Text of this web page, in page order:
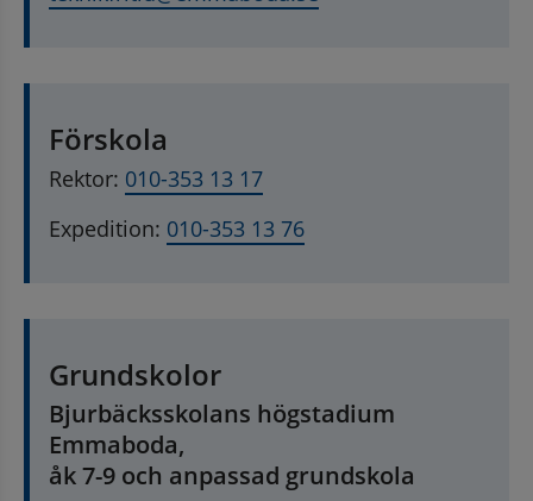
Förskola
Rektor: 010-353 13 17
Expedition: 010-353 13 76
Grundskolor
Bjurbäcksskolans högstadium
Emmaboda,
åk 7-9 och anpassad grundskola